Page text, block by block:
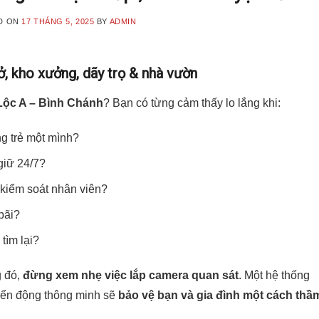
ON 17 THÁNG 5, 2025 BY ADMIN
kho xưởng, dãy trọ & nhà vườn
A – Bình Chánh? Bạn có từng cảm thấy lo lắng khi:
trẻ một mình?
24/7?
soát nhân viên?
tìm lại?
đó, đừng xem nhẹ việc lắp camera quan sát. Một hệ thống
động thông minh sẽ bảo vệ bạn và gia đình một cách